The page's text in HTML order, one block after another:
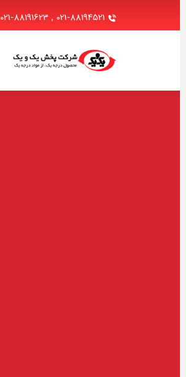
021-88194521
,
021-88191623
,